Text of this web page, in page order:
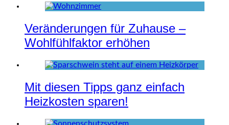
Veränderungen für Zuhause –
Wohlfühlfaktor erhöhen
Mit diesen Tipps ganz einfach
Heizkosten sparen!